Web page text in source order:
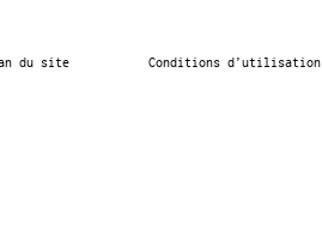
du site Conditions d’utilisation